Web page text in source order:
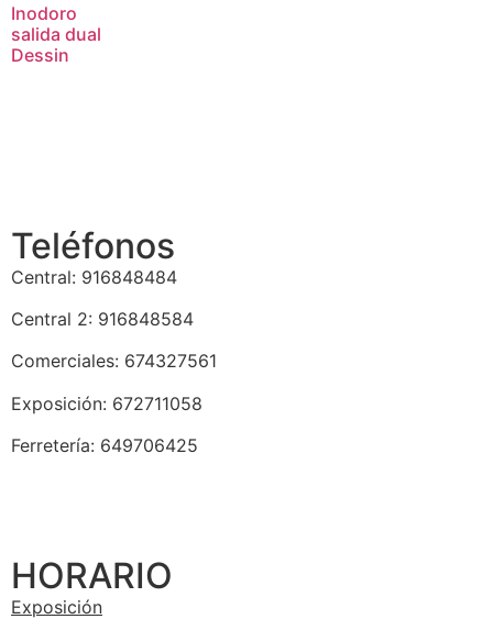
Inodoro
salida dual
Dessin
Teléfonos
Central: 916848484
Central 2: 916848584
Comerciales: 674327561
Exposición: 672711058
Ferretería: 649706425
HORARIO
Exposición